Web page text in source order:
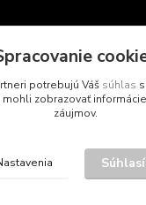
- 16.00
potrebujú Váš súhlas
zobrazovať
záujmov.